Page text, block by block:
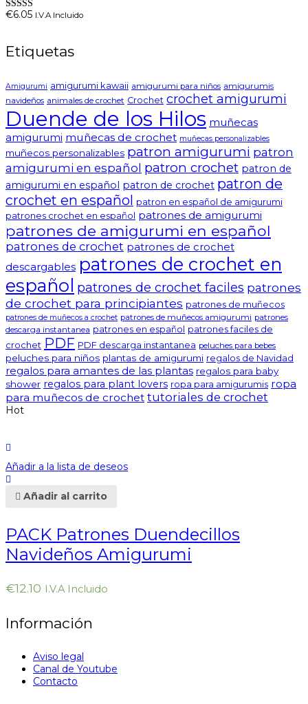
Valorado en
€6.05 I.V.A Incluido
Etiquetas
Amigurumi amigurumi kawaii amigurumi para niños amigurumis
navideños animales de crochet Crochet crochet amigurumi
Duende de los Hilos muñecas
amigurumi muñecas de crochet muñecas personalizables
muñecos personalizables patron amigurumi patron
amigurumi en español patron crochet patron de
amigurumi en español patron de crochet patron de
crochet en español patron en español de amigurumi
patrones crochet en español patrones de amigurumi
patrones de amigurumi en español
patrones de crochet patrones de crochet
descargables patrones de crochet en
español patrones de crochet faciles patrones
de crochet para principiantes patrones de muñecos
patrones de muñecos a crochet patrones de muñecos amigurumi patrones
descarga instantanea patrones en español patrones faciles de
crochet PDF PDF descarga instantanea peluches para bebes
peluches para niños plantas de amigurumi regalos de Navidad
regalos para amantes de las plantas regalos para baby
shower regalos para plant lovers ropa para amigurumis ropa
para muñecos de crochet tutoriales de crochet
Hot
Añadir a la lista de deseos
Añadir al carrito
PACK Patrones Duendecillos
Navideños Amigurumi
€12.10 I.V.A Incluido
Información
Aviso legal
Canal de Youtube
Contacto